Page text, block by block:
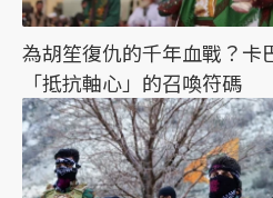
為胡笙復仇的千年血戰？卡
「抵抗軸心」的召喚符碼